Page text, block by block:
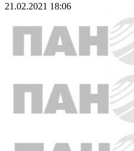
21.02.2021 18:06